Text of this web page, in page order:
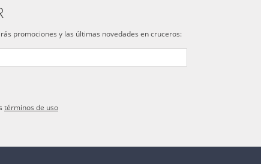
promociones y las últimas novedades en cruceros:
términos de uso